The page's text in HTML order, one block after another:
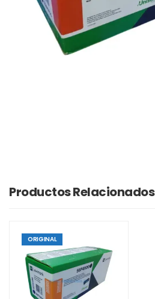
Productos Relacionados
ORIGINAL